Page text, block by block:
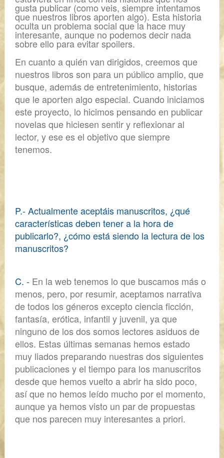
gusta publicar (como veis, siempre intentamos
que nuestros libros aporten algo). Esta historia
oculta un problema social que la hace muy
interesante, aunque no podemos decir nada
sobre ello para evitarspoilers.
En cuanto a quién van dirigidos, creemos que
nuestros libros son para un público amplio, que
busque, además de entretenimiento, historias
que le aporten algo especial. Cuando iniciamos
este proyecto, lo hicimos pensando en publicar
novelas que hiciesen sentir y reflexionar al
lector, y ese es el objetivo que siempre
tenemos.
P.- Actualmente aceptáis manuscritos, ¿qué
características deben tener a la hora de
publicarlo?, ¿cómo está siendo la lectura de los
manuscritos?
C. - En la web tenemos lo que buscamos más o
menos, pero, por resumir, aceptamos narrativa
de todos los géneros excepto ciencia ficción,
fantasía, erótica, infantil y juvenil, ya que
ninguno de los dos somos lectores asiduos de
ellos. Estas últimas semanas hemos estado
muy liados preparando nuestras dos siguientes
publicaciones y el tiempo para los manuscritos
desde que hemos vuelto a abrir ha sido poco,
así que no hemos leído mucho por el momento,
aunque ya hemos visto un par de propuestas
que nos parecen muy interesantes a priori.